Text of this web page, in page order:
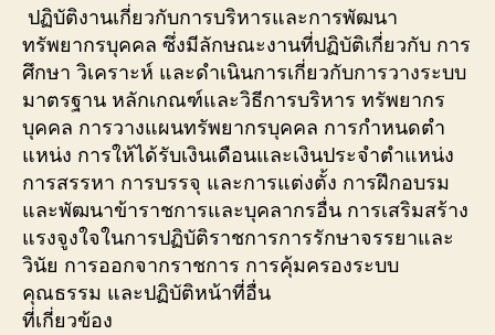
ปฏิบัติงานเกี่ยวกับการบริหารและการพัฒนา
ทรัพยากรบุคคล ซึ่งมีลักษณะงานที่ปฏิบัติเกี่ยวกับ การ
ศึกษา วิเคราะห์ และดําเนินการเกี่ยวกับการวางระบบ
มาตรฐาน หลักเกณฑ์และวิธีการบริหาร ทรัพยากร
บุคคล การวางแผนทรัพยากรบุคคล การกําหนดตํา
แหน่ง การให้ได้รับเงินเดือนและเงินประจําตําแหน่ง
การสรรหา การบรรจุ และการแต่งตั้ง การฝึกอบรม
และพัฒนาข้าราชการและบุคลากรอื่น การเสริมสร้าง
แรงจูงใจในการปฏิบัติราชการการรักษาจรรยาและ
วินัย การออกจากราชการ การคุ้มครองระบบ
คุณธรรม และปฏิบัติหน้าที่อื่น
ที่เกี่ยวข้อง